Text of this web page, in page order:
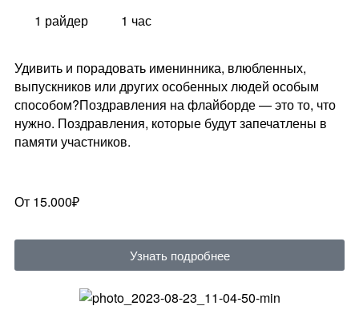
1 райдер 1 час
Удивить и порадовать именинника, влюбленных,
выпускников или других особенных людей особым
способом?Поздравления на флайборде — это то, что
нужно. Поздравления, которые будут запечатлены в
памяти участников.
От 15.000₽
Узнать подробнее